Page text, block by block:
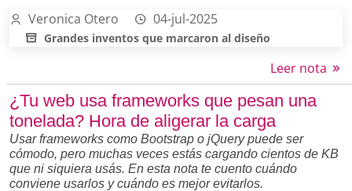
Veronica Otero 04-jul-2025
Grandes inventos que marcaron al diseño
Leer nota
¿Tu web usa frameworks que pesan una
tonelada? Hora de aligerar la carga
Usar frameworks como Bootstrap o jQuery puede ser
cómodo, pero muchas veces estás cargando cientos de KB
que ni siquiera usás. En esta nota te cuento cuándo
conviene usarlos y cuándo es mejor evitarlos.